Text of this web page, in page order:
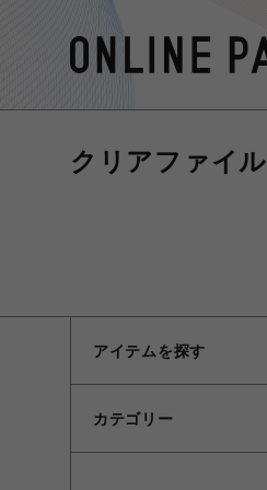
クリアファイル
アイテムを探す
カテゴリー